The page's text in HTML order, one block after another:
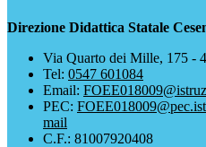
Direzione Didattica Statale
Via Quarto dei Mille, 175 -
Tel: 0547 601084
Email:
PEC:
mail
C.F.: 81007920408